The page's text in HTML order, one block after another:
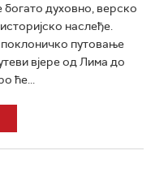
богато духовно, верско
наслеђе.
путовање
вјере од Лима до
ће...